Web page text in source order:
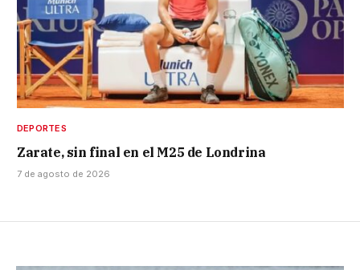
DEPORTES
Zarate, sin final en el M25 de Londrina
7 de agosto de 2026